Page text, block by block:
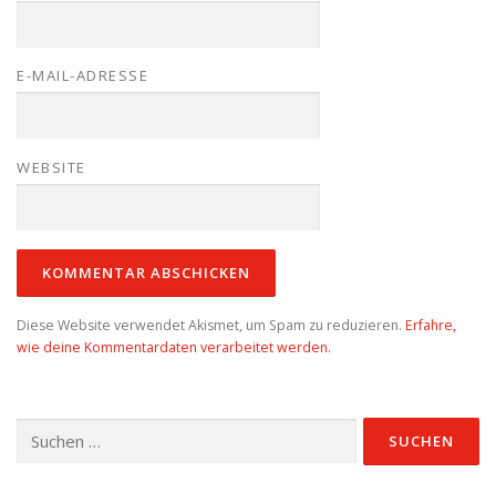
E-MAIL-ADRESSE
WEBSITE
Diese Website verwendet Akismet, um Spam zu reduzieren. Erfahre,
wie deine Kommentardaten verarbeitet werden.
nach: